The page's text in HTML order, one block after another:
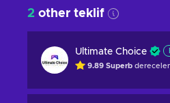
2 other teklif
Ultimate Choice
9.89 Superb